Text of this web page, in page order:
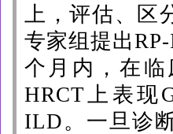
上，评估、区
专家组提出
个月内，在
HRCT上表现
ILD。一旦诊